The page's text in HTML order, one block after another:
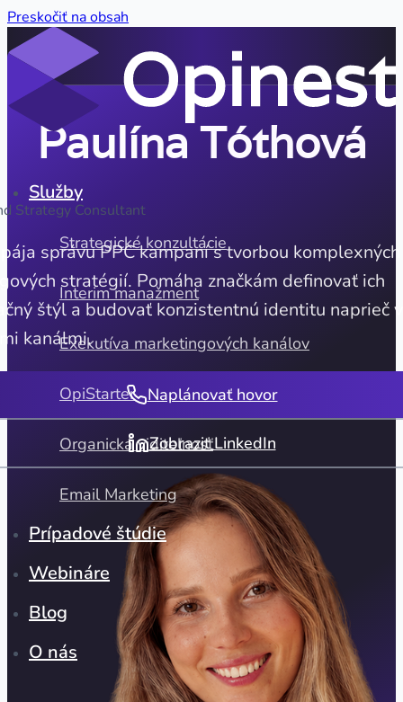
Preskočiť na obsah
Služby
Strategické konzultácie
Interim manažment
Exekutíva marketingových kanálov
OpiStarter
Organická viditeľnosť
Email Marketing
Prípadové štúdie
Webináre
Blog
O nás
Paulína Tóthová
Strategy Consultant
správu PPC kampaní s tvorbou komplexných
stratégií. Pomáha značkám definovať ich
štýl a budovať konzistentnú identitu naprieč
kanálmi.
Naplánovať hovor
Zobraziť LinkedIn